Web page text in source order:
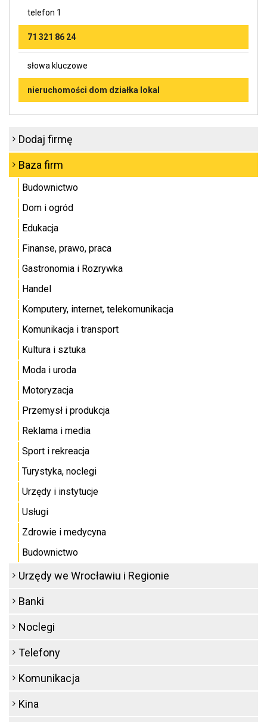
telefon 1
71 321 86 24
słowa kluczowe
nieruchomości dom działka lokal
Dodaj firmę
Baza firm
Budownictwo
Dom i ogród
Edukacja
Finanse, prawo, praca
Gastronomia i Rozrywka
Handel
Komputery, internet, telekomunikacja
Komunikacja i transport
Kultura i sztuka
Moda i uroda
Motoryzacja
Przemysł i produkcja
Reklama i media
Sport i rekreacja
Turystyka, noclegi
Urzędy i instytucje
Usługi
Zdrowie i medycyna
Budownictwo
Urzędy we Wrocławiu i Regionie
Banki
Noclegi
Telefony
Komunikacja
Kina